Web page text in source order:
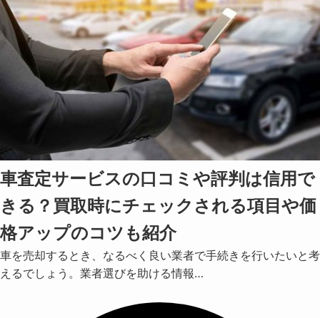
車査定サービスの口コミや評判は信用で
きる？買取時にチェックされる項目や価
格アップのコツも紹介
車を売却するとき、なるべく良い業者で手続きを行いたいと考
えるでしょう。業者選びを助ける情報…